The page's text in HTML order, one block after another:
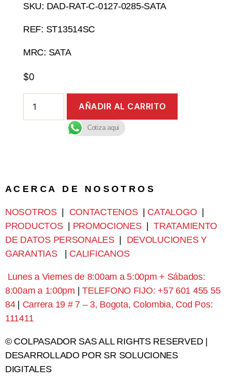
SKU: DAD-RAT-C-0127-0285-SATA
REF: ST13514SC
MRC: SATA
$0
AÑADIR AL CARRITO
Cotiza aqui
A C E R C A D E N O S O T R O S
NOSOTROS| CONTACTENOS| CATALOGO
PRODUCTOS| PROMOCIONES|TRATAMIENTO
DE DATOS PERSONALES| DEVOLUCIONES Y
GARANTIAS
CALIFICANOS
Lunes a Viernes de 8:00am a 5:00pm + Sábados:
8:00am a 1:00pm |TELEFONO FIJO: +57 601 455 55
84| Carrera 19 # 7 – 3, Bogota, Colombia, Cod Pos:
111411
© COLPASADOR SAS ALL RIGHTS RESERVED |
DESARROLLADO POR SR SOLUCIONES
DIGITALES